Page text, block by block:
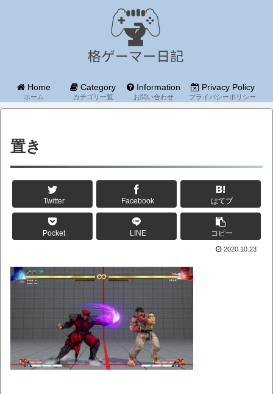
Home
ホーム
Category
カテゴリ一覧
Information
お問い合わせ
Privacy Policy
プライバシーポリシー
置き
Twitter Facebook はてブ
Pocket LINE コピー
2020.10.23